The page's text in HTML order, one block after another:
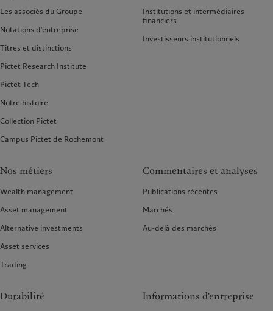
Les associés du Groupe
Notations d'entreprise
Titres et distinctions
Pictet Research Institute
Pictet Tech
Notre histoire
Collection Pictet
Campus Pictet de Rochemont
Institutions et intermédiaires
financiers
Investisseurs institutionnels
Nos métiers
Wealth management
Asset management
Alternative investments
Asset services
Trading
Commentaires et analyses
Publications récentes
Marchés
Au-delà des marchés
Durabilité Informations d'entreprise